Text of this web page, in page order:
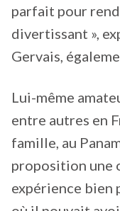
parfait pour
divertissant »,
Gervais,
Lui-même
entre autres en
famille, au
proposition une
expérience bien